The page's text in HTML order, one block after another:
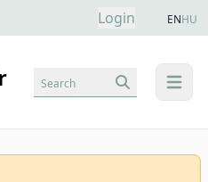
Login ENHU
menu
Search